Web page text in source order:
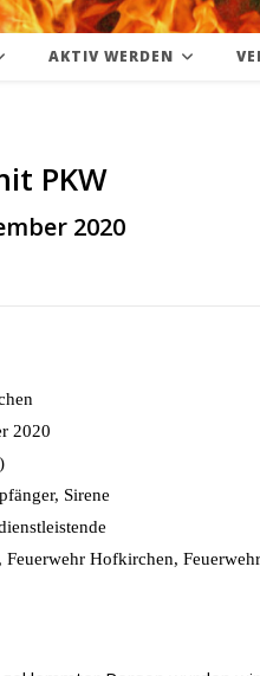
AKTIV WERDEN
PKW
2020
2020
Sirene
Feuerwehr Hofkirchen,